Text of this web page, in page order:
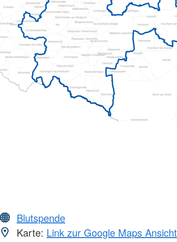
Blutspende
Karte: Link zur Google Maps Ansicht